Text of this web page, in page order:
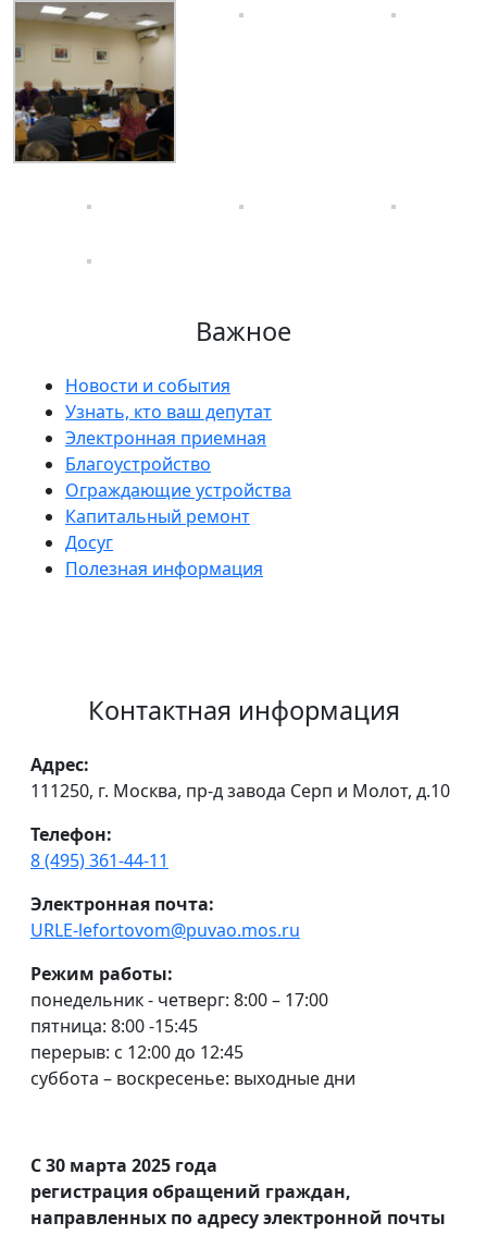
Важное
Новости и события
Узнать, кто ваш депутат
Электронная приемная
Благоустройство
Ограждающие устройства
Капитальный ремонт
Досуг
Полезная информация
Контактная информация
Адрес:
111250, г. Москва, пр-д завода Серп и Молот, д.10
Телефон:
8 (495) 361-44-11
Электронная почта:
URLE-lefortovom@puvao.mos.ru
Режим работы:
понедельник - четверг: 8:00 – 17:00
пятница: 8:00 -15:45
перерыв: с 12:00 до 12:45
суббота – воскресенье: выходные дни
С 30 марта 2025 года
регистрация обращений граждан,
направленных по адресу электронной почты